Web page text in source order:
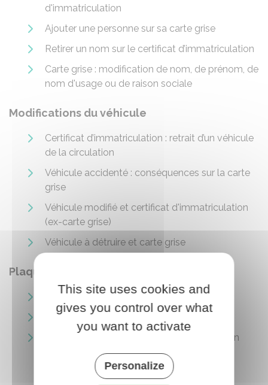
d'immatriculation
Ajouter une personne sur sa carte grise
Retirer un nom sur le certificat d’immatriculation
Carte grise : modification de nom, de prénom, de
nom d'usage ou de raison sociale
Modifications du véhicule
Certificat d’immatriculation : retrait d’un véhicule
de la circulation
Véhicule accidenté : conséquences sur la carte
grise
Véhicule modifié et certificat d'immatriculation
(ex-carte grise)
Véhicule à détruire et carte grise
Plaques d'immatriculation
Plaques d'immatriculation
Vol de plaque d'immatriculation
Usurpation de plaque d'immatriculation d'un
This site uses cookies and
gives you control over what
you want to activate
Personalize